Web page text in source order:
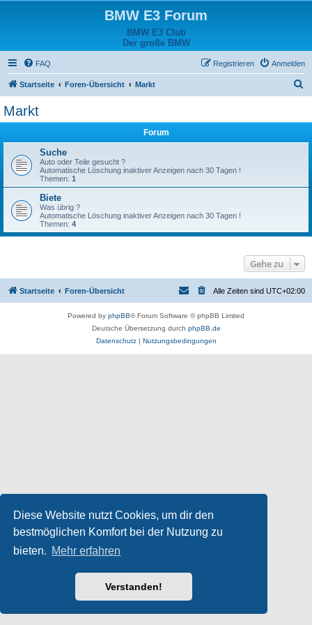
Diese Website nutzt Cookies, um dir den
bestmöglichen Komfort bei der Nutzung zu
bieten. Mehr erfahren
Verstanden!
BMW E3 Forum
BMW E3 Club
Der große BMW
FAQ Anmelden
Registrieren
Startseite Foren-Übersicht Markt
Markt
Forum
Suche
Auto oder Teile gesucht ?
Automatische Löschung inaktiver Anzeigen nach 30 Tagen !
Themen: 1
Biete
Was übrig ?
Automatische Löschung inaktiver Anzeigen nach 30 Tagen !
Themen: 4
Gehe zu
Startseite Foren-Übersicht Alle Zeiten sind UTC+02:00
Powered by phpBB® Forum Software © phpBB Limited
Deutsche Übersetzung durch phpBB.de
Datenschutz| Nutzungsbedingungen